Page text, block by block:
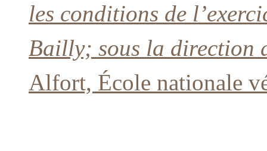
les conditions de
Bailly; sous la direction
Alfort, École nationale